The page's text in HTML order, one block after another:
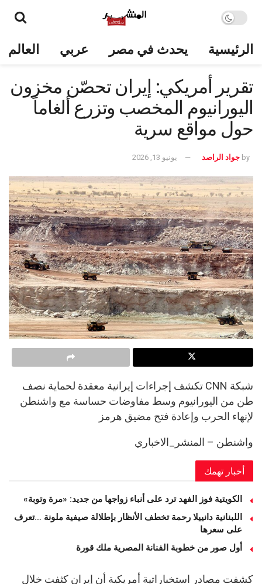
الرئيسية يحدث في مصر عربي العالم
تقرير أمريكي: إيران تحصّن مخزون
اليورانيوم المخصب وتزرع ألغاماً
حول مواقع سرية
by جواد الراصد يونيو 13, 2026
شبكة CNN تكشف إجراءات إيرانية معقدة لحماية نصف
طن من اليورانيوم وسط مفاوضات حساسة مع واشنطن
لإنهاء الحرب وإعادة فتح مضيق هرمز
واشنطن – المنشر_الاخباري
أخبار تهمك
الكويتية فوز الفهد ترد على أنباء زواجها من جديد: «مرة وتوبة» ‏
اللبنانية دانييلا رحمة تخطف الأنظار بإطلالة صيفية ملونة …تعرف
على سعرها
أول صور من خطوبة الفنانة المصرية ملك قورة
كشفت مصادر استخباراتية أمريكية أن إيران كثفت خلال